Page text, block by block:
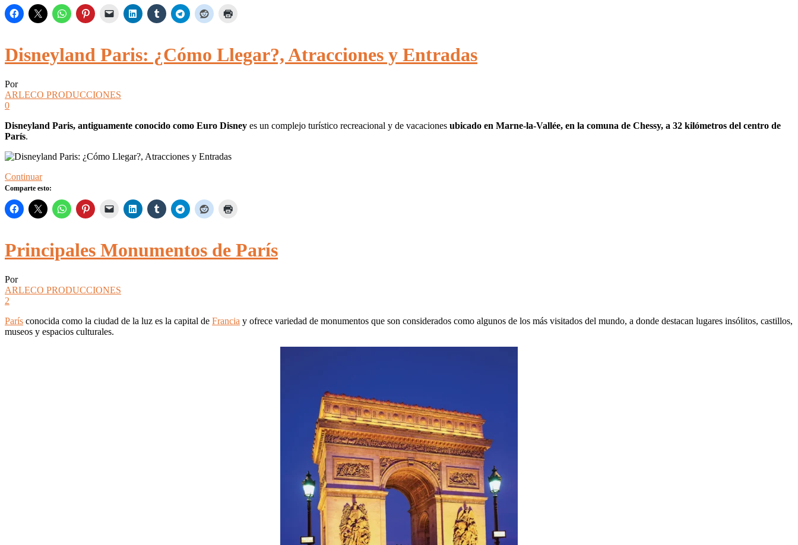
Disneyland Paris: ¿Cómo Llegar?, Atracciones y Entradas
Por
ARLECO PRODUCCIONES
0
Disneyland Paris, antiguamente conocido como Euro Disney es un complejo turístico recreacional y de vacaciones ubicado en Marne-la-Vallée, en la comuna de Chessy, a 32 kilómetros del centro de
París.
Continuar
Comparte esto:
Principales Monumentos de París
Por
ARLECO PRODUCCIONES
2
París conocida como la ciudad de la luz es la capital de Francia y ofrece variedad de monumentos que son considerados como algunos de los más visitados del mundo, a donde destacan lugares insólitos, castillos,
museos y espacios culturales.